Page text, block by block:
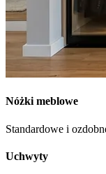
Nóżki meblowe
Standardowe i
Uchwyty